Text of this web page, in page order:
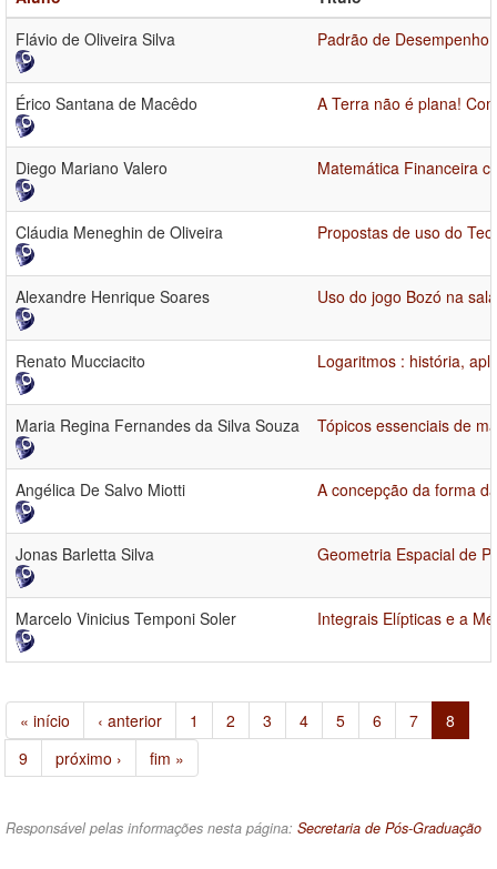
Flávio de Oliveira Silva
Padrão de
Érico Santana de Macêdo A Terra não é plana!
Diego Mariano Valero Matemática Financeira
Cláudia Meneghin de Oliveira Propostas de uso do
Alexandre Henrique Soares Uso do jogo Bozó na
Renato Mucciacito Logaritmos : história,
Maria Regina Fernandes da Silva Souza Tópicos essenciais de
Angélica De Salvo Miotti A concepção da forma
Jonas Barletta Silva Geometria Espacial de
Marcelo Vinicius Temponi Soler Integrais Elípticas e a
« início ‹ anterior 1 2 3 4 5 6 7
8
9
próximo › fim »
Responsável pelas informações nesta página: Secretaria de Pós-Graduação